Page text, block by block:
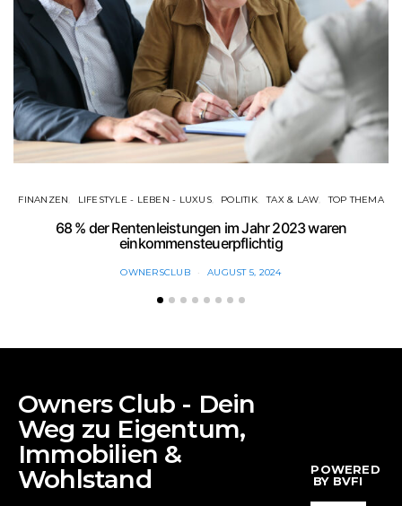
FINANZEN LIFESTYLE - LEBEN - LUXUS POLITIK TAX & LAW TOP THEMA
68 % der Rentenleistungen im Jahr 2023 waren
einkommensteuerpflichtig
OWNERSCLUB AUGUST 5, 2024
Owners Club - Dein
Weg zu Eigentum,
Immobilien &
Wohlstand
POWERED
BY BVFI